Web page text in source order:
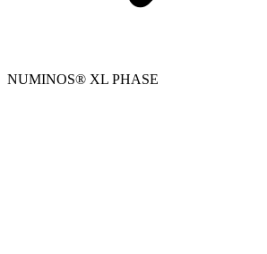
NUMINOS® XL PHASE